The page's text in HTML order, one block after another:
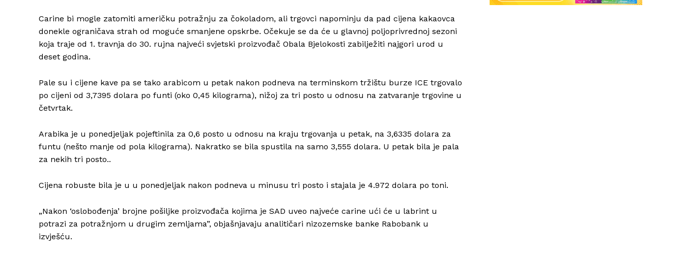
O nama
Impressum
Carine bi mogle zatomiti američku potražnju za čokoladom, ali trgovci napominju da pad cijena kakaovca
donekle ograničava strah od moguće smanjene opskrbe. Očekuje se da će u glavnoj poljoprivrednoj sezoni
koja traje od 1. travnja do 30. rujna najveći svjetski proizvođač Obala Bjelokosti zabilježiti najgori urod u
deset godina.
Pale su i cijene kave pa se tako arabicom u petak nakon podneva na terminskom tržištu burze ICE trgovalo
po cijeni od 3,7395 dolara po funti (oko 0,45 kilograma), nižoj za tri posto u odnosu na zatvaranje trgovine u
četvrtak.
Arabika je u ponedjeljak pojeftinila za 0,6 posto u odnosu na kraju trgovanja u petak, na 3,6335 dolara za
funtu (nešto manje od pola kilograma). Nakratko se bila spustila na samo 3,555 dolara. U petak bila je pala
za nekih tri posto..
Cijena robuste bila je u u ponedjeljak nakon podneva u minusu tri posto i stajala je 4.972 dolara po toni.
„Nakon ‘oslobođenja’ brojne pošiljke proizvođača kojima je SAD uveo najveće carine ući će u labrint u
potrazi za potražnjom u drugim zemljama”, objašnjavaju analitičari nizozemske banke Rabobank u
izvješću.